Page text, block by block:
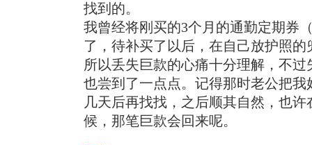
找到的。
我曾经将刚买的3个月的通勤定期券
了，待补买了以后，在自己放护照的
所以丢失巨款的心痛十分理解，不过
也尝到了一点点。记得那时老公把我
几天后再找找，之后顺其自然，也
候，那笔巨款会回来呢。